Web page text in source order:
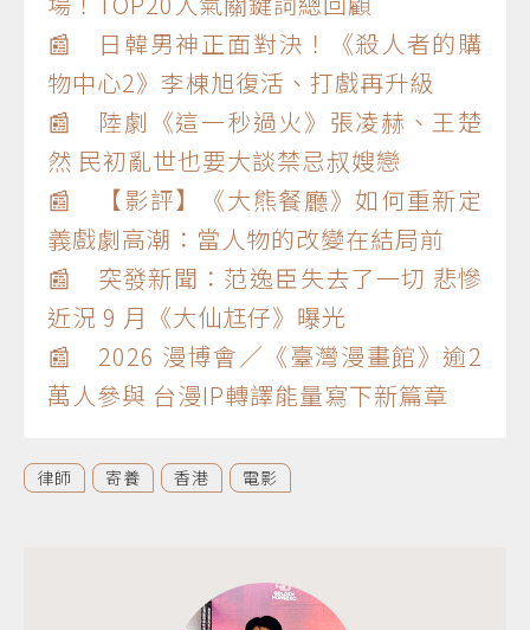
📰 日韓男神正面對決！《殺人者的購
物中心2》李棟旭復活、打戲再升級
📰 陸劇《這一秒過火》張凌赫、王楚
然 民初亂世也要大談禁忌叔嫂戀
📰 【影評】《大熊餐廳》如何重新定
義戲劇高潮：當人物的改變在結局前
📰 突發新聞：范逸臣失去了一切 悲慘
近況 9 月《大仙尪仔》曝光
📰 2026 漫博會／《臺灣漫畫館》逾2
萬人參與 台漫IP轉譯能量寫下新篇章
律師 寄養 香港 電影